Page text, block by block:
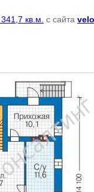
кв.м. с сайта